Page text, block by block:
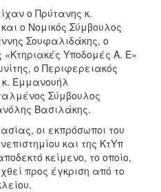
ο Πρύτανης κ.
ο Νομικός Σύμβουλος
Σουφαλιδάκης, ο
Υποδομές Α. Ε»
ο Περιφερειακός
κ. Εμμανουήλ
Σύμβουλος
Βασιλάκης.
οι εκπρόσωποι του
και της ΚτΥπ
κείμενο, το οποίο,
προς έγκριση από το